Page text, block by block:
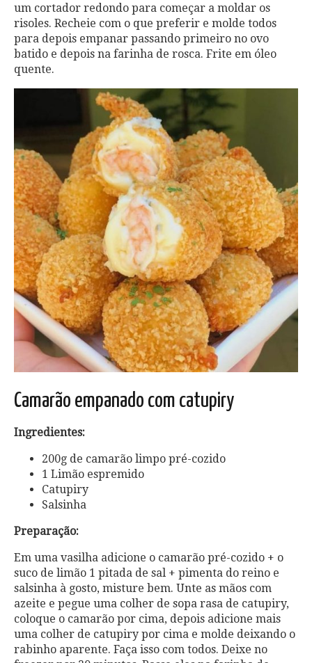
um cortador redondo para começar a moldar os
risoles. Recheie com o que preferir e molde todos
para depois empanar passando primeiro no ovo
batido e depois na farinha de rosca. Frite em óleo
quente.
Camarão empanado com catupiry
Ingredientes:
200g de camarão limpo pré-cozido
1 Limão espremido
Catupiry
Salsinha
Preparação:
Em uma vasilha adicione o camarão pré-cozido + o
suco de limão 1 pitada de sal + pimenta do reino e
salsinha à gosto, misture bem. Unte as mãos com
azeite e pegue uma colher de sopa rasa de catupiry,
coloque o camarão por cima, depois adicione mais
uma colher de catupiry por cima e molde deixando o
rabinho aparente. Faça isso com todos. Deixe no